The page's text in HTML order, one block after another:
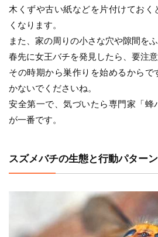
木くずや古い紙などを片付けておく
くなります。
また、家の周りの小さな穴や隙間を
春先に女王バチを発見したら、要注意
その時期から巣作りを始めるから
かないでくださいね。
安全第一で、気づいたら専門家「蜂
が一番です。
スズメバチの生態と行動パターン